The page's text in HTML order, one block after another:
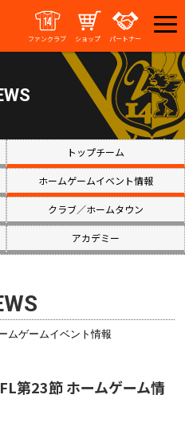
ファンクラブ ショップ パートナー
トップチーム
ホームゲームイベント情報
クラブ／ホームタウン
アカデミー
ムゲームイベント情報
第23節 ホームゲーム情